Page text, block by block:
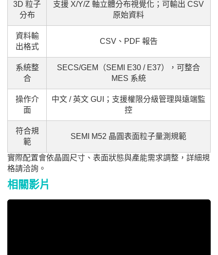
3D 粒子
分布
支援 X/Y/Z 軸立體分布視覺化；可輸出 CSV
原始資料
資料輸
出格式
CSV、PDF 報告
系統整
合
SECS/GEM（SEMI E30 / E37），可整合
MES 系統
操作介
面
中文 / 英文 GUI；支援權限分級管理與遠端監
控
符合規
範
SEMI M52 晶圓表面粒子量測規範
實際配置會依晶圓尺寸、表面狀態與產能需求調整，詳細規
格請洽詢。
相關影片